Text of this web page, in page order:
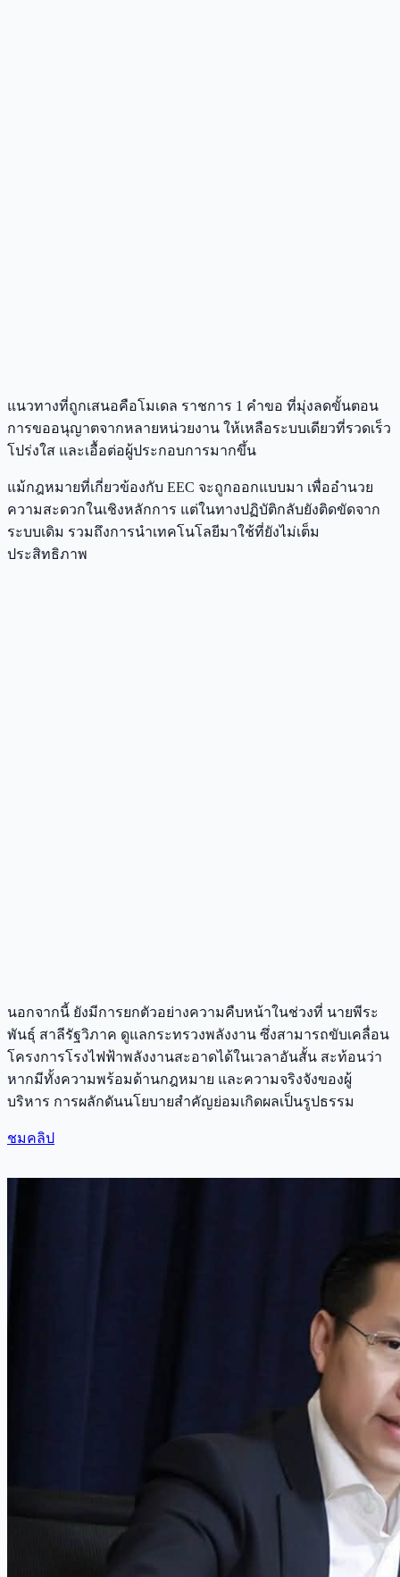
แนวทางที่ถูกเสนอคือโมเดล ราชการ 1 คำขอ ที่มุ่งลดขั้นตอน
การขออนุญาตจากหลายหน่วยงาน ให้เหลือระบบเดียวที่รวดเร็ว
โปร่งใส และเอื้อต่อผู้ประกอบการมากขึ้น
แม้กฎหมายที่เกี่ยวข้องกับ EEC จะถูกออกแบบมา เพื่ออำนวย
ความสะดวกในเชิงหลักการ แต่ในทางปฏิบัติกลับยังติดขัดจาก
ระบบเดิม รวมถึงการนำเทคโนโลยีมาใช้ที่ยังไม่เต็ม
ประสิทธิภาพ
นอกจากนี้ ยังมีการยกตัวอย่างความคืบหน้าในช่วงที่ นายพีระ
พันธุ์ สาลีรัฐวิภาค ดูแลกระทรวงพลังงาน ซึ่งสามารถขับเคลื่อน
โครงการโรงไฟฟ้าพลังงานสะอาดได้ในเวลาอันสั้น สะท้อนว่า
หากมีทั้งความพร้อมด้านกฎหมาย และความจริงจังของผู้
บริหาร การผลักดันนโยบายสำคัญย่อมเกิดผลเป็นรูปธรรม
ชมคลิป